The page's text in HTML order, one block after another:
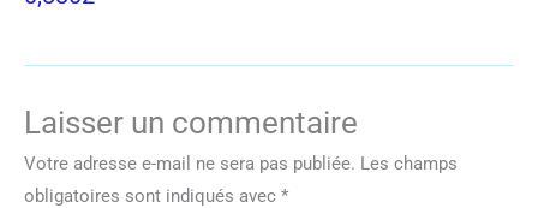
Laisser un commentaire
Votre adresse e-mail ne sera pas publiée. Les champs
obligatoires sont indiqués avec *